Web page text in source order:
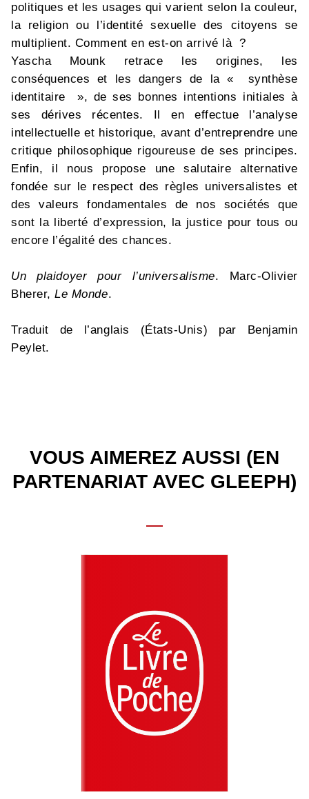
politiques et les usages qui varient selon la couleur,
la religion ou l’identité sexuelle des citoyens se
multiplient. Comment en est-on arrivé là ?
Yascha Mounk retrace les origines, les
conséquences et les dangers de la « synthèse
identitaire », de ses bonnes intentions initiales à
ses dérives récentes. Il en effectue l’analyse
intellectuelle et historique, avant d’entreprendre une
critique philosophique rigoureuse de ses principes.
Enfin, il nous propose une salutaire alternative
fondée sur le respect des règles universalistes et
des valeurs fondamentales de nos sociétés que
sont la liberté d’expression, la justice pour tous ou
encore l’égalité des chances.
Un plaidoyer pour l’universalisme. Marc-Olivier
Bherer,Le Monde.
Traduit de l’anglais (États-Unis) par Benjamin
Peylet.
VOUS AIMEREZ AUSSI (EN
PARTENARIAT AVEC GLEEPH)